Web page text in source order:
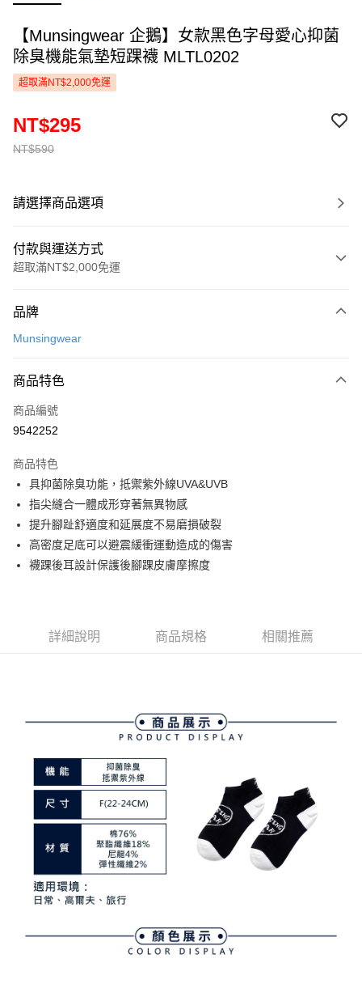
【Munsingwear 企鵝】女款黑色字母愛心抑菌
除臭機能氣墊短踝襪 MLTL0202
超取滿NT$2,000免運
NT$590
NT$295
請選擇商品選項
付款與運送方式
超取滿NT$2,000免運
信用卡一次付款
LINE Pay
Apple Pay
悠遊付
大哥付你分期
相關說明
【大哥付你分期使用說明】
1.本服務由台灣大哥大提供，台灣大哥大用戶可立即使用無須另外申請。
2.付款方式選擇「大哥付你分期」，訂單成立後會自動跳轉到大哥付的交易
消。如遇「轉專審核」未通過狀況，表示未達大哥付你分期系統評分，恕無
2.透過簡訊連結打開帳單後，可選擇「超商條碼／台灣大直營門市／銀行轉
帳／街口支付／iPASS MONEY」等通路繳費。
【注意事項】
1.本服務係由「台灣大哥大股份有限公司」（以下簡稱本公司）所提供，讓
用戶於交易時，得透過本服務購買商品或服務，並由商店將買賣／分期付款
買賣價金債權讓與本公司後，依約使用本公司帳單繳交帳款。
2.基於同意付款使用「大哥付你分期」之契約關係目的，商店將以您的個人
資料（包含姓名、電話或地址）提供予台灣大哥大進項蒐集、處理及利用，
由本公司與您本人進行分期帳單所需資料之確認、核對及更正。
3.完整用戶服務條款，請詳閱以下連結：
https://oppay.tw/userRule
AFTEE先享後付
相關說明
１．簡單：不需註冊會員、不需綁卡、不需儲值。
結帳頁面，進行簡訊認證並確認金額後，即可完成結帳。
２．訂單成立數日內，您將收到繳費通知簡訊。
ATM／網路銀行／等多元方式進行付款，方視為交易完成。
※ 請注意：結帳手續完成當下不需立刻繳費，但若您需要取消訂單，請聯絡
購買商品的店家。未經商家同意取消之訂單仍視為有效，需透過AFTEE先享
後付繳納相關費用。
※ 交易是否成功請以「AFTEE先享後付 」之結帳頁面顯示為準，若有關於
是否繳費成功／繳費後需取消欲退款等相關疑問，請聯繫「AFTEE先享後付
客戶支援中心」
https://netprotections.freshdesk.com/support/home
【注意事項】
１．透過由恩沛科技股份有限公司提供之「AFTEE先享後付」服務完成之交
２．關於個人資料處理事宜，請瀏覽以下網址：
https://aftee.tw/terms/#terms3
運送方式
付款後全家取貨
每筆NT$80，滿NT$2,000(含以上)免運費
萊爾富取貨付款
每筆NT$80，滿NT$2,000(含以上)免運費
付款後萊爾富取貨
每筆NT$80，滿NT$2,000(含以上)免運費
7-11取貨付款
每筆NT$80，滿NT$2,000(含以上)免運費
每筆NT$80，滿NT$2,000(含以上)免運費
品牌
Munsingwear
商品特色
商品編號
9542252
商品特色
具抑菌除臭功能，抵禦紫外線UVA&UVB
指尖縫合一體成形穿著無異物感
提升腳趾舒適度和延展度不易磨損破裂
高密度足底可以避震緩衝運動造成的傷害
襪踝後耳設計保護後腳踝皮膚摩擦度
詳細說明 商品規格 相關推薦